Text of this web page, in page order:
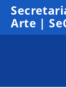
Arte |